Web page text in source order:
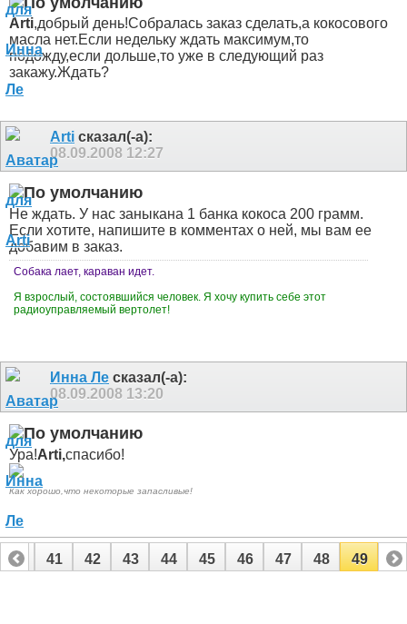
Arti,добрый день!Собралась заказ сделать,а кокосового
масла нет.Если недельку ждать максимум,то
подожду,если дольше,то уже в следующий раз
закажу.Ждать?
Arti сказал(-а):
08.09.2008 12:27
Не ждать. У нас заныкана 1 банка кокоса 200 грамм.
Если хотите, напишите в комментах о ней, мы вам ее
добавим в заказ.
Собака лает, караван идет.
Я взрослый, состоявшийся человек. Я хочу купить себе этот
радиоуправляемый вертолет!
Инна Ле сказал(-а):
08.09.2008 13:20
Ура!Arti,спасибо!
Как хорошо,что некоторые запасливые!
40 41 42 43 44 45 46 47 48 49